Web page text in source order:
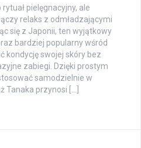
pielęgnacyjny, ale
relaks z odmładzającymi
się z Japonii, ten wyjątkowy
bardziej popularny wśród
kondycję swojej skóry bez
zabiegi. Dzięki prostym
samodzielnie w
Tanaka przynosi […]